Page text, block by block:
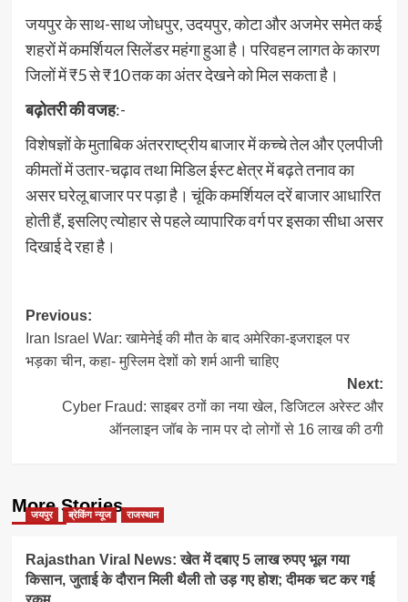
जयपुर के साथ-साथ जोधपुर, उदयपुर, कोटा और अजमेर समेत कई
शहरों में कमर्शियल सिलेंडर महंगा हुआ है। परिवहन लागत के कारण
जिलों में ₹5 से ₹10 तक का अंतर देखने को मिल सकता है।
बढ़ोतरी की वजह:-
विशेषज्ञों के मुताबिक अंतरराष्ट्रीय बाजार में कच्चे तेल और एलपीजी
कीमतों में उतार-चढ़ाव तथा मिडिल ईस्ट क्षेत्र में बढ़ते तनाव का
असर घरेलू बाजार पर पड़ा है। चूंकि कमर्शियल दरें बाजार आधारित
होती हैं, इसलिए त्योहार से पहले व्यापारिक वर्ग पर इसका सीधा असर
दिखाई दे रहा है।
Post
navigation
Previous:
Iran Israel War: खामेनेई की मौत के बाद अमेरिका-इजराइल पर
भड़का चीन, कहा- मुस्लिम देशों को शर्म आनी चाहिए
Next:
Cyber Fraud: साइबर ठगों का नया खेल, डिजिटल अरेस्ट और
ऑनलाइन जॉब के नाम पर दो लोगों से 16 लाख की ठगी
More Stories
जयपुर ब्रेकिंग न्यूज राजस्थान
Rajasthan Viral News: खेत में दबाए 5 लाख रुपए भूल गया
किसान, जुताई के दौरान मिली थैली तो उड़ गए होश; दीमक चट कर गई